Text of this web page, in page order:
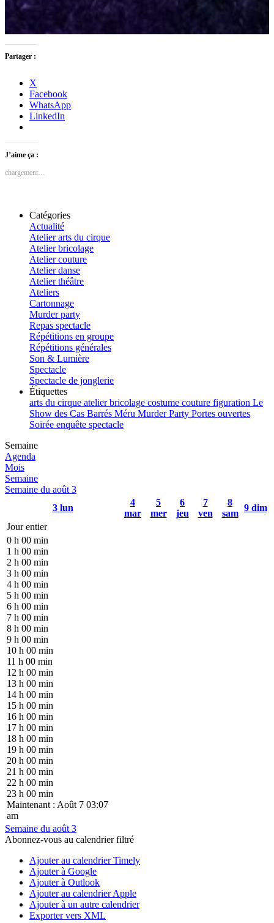
Partager :
X
Facebook
WhatsApp
LinkedIn
J’aime ça :
chargement…
Catégories
Actualité
Atelier arts du cirque
Atelier bricolage
Atelier couture
Atelier danse
Atelier théâtre
Ateliers
Cartonnage
Murder party
Repas spectacle
Répétitions en groupe
Répétitions générales
Son & Lumière
Spectacle
Spectacle de jonglerie
Étiquettes
arts du cirque atelierbricolage costume couture figuration Le
Show des Cas Barrés Méru Murder Party Portes ouvertes
Soirée enquête spectacle
Semaine
Agenda
Mois
Semaine
Semaine du août 3
3 lun
4
mar
5
mer
6
jeu
7
ven
8
sam
9 dim
Jour entier
0 h 00 min
1 h 00 min
2 h 00 min
3 h 00 min
4 h 00 min
5 h 00 min
6 h 00 min
7 h 00 min
8 h 00 min
9 h 00 min
10 h 00 min
11 h 00 min
12 h 00 min
13 h 00 min
14 h 00 min
15 h 00 min
16 h 00 min
17 h 00 min
18 h 00 min
19 h 00 min
20 h 00 min
21 h 00 min
22 h 00 min
23 h 00 min
Maintenant : Août 7 03:07
am
Semaine du août 3
Abonnez-vous au calendrier filtré
Ajouter au calendrier Timely
Ajouter à Google
Ajouter à Outlook
Ajouter au calendrier Apple
Ajouter à un autre calendrier
Exporter vers XML